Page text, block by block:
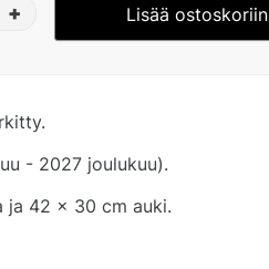
+ Lisää ostoskoriin
- 2027 joulukuu).
ja 42 x 30 cm auki.